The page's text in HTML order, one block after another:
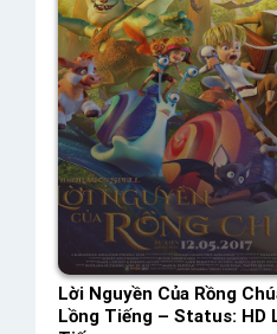
Lời Nguyền Của Rồng
Lồng Tiếng – Status: HD